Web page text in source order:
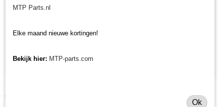
€ 34,48
MTP Parts.nl
Elke maand nieuwe kortingen!
Bekijk hier: MTP-parts.com
Ok